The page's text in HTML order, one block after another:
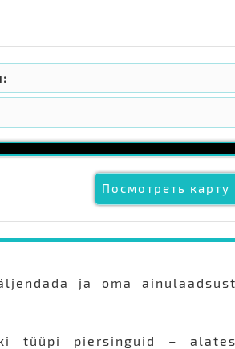
Посмотреть карту
ja oma
tüüpi piersinguid –